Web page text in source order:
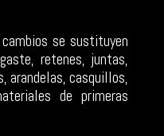
se sustituyen
retenes, juntas,
arandelas, casquillos,
de primeras